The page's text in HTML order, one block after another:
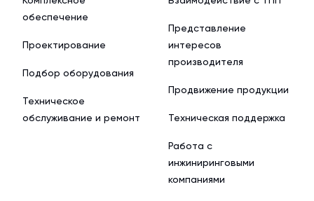
обеспечение
Проектирование
Подбор оборудования
Техническое
обслуживание и ремонт
Представление
интересов
производителя
Продвижение продукции
Техническая поддержка
Работа с
инжиниринговыми
компаниями